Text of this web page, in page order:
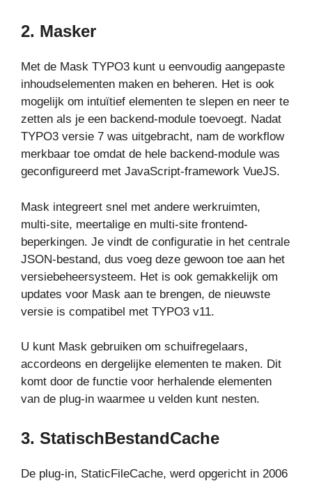
2. Masker
Met de Mask TYPO3 kunt u eenvoudig aangepaste
inhoudselementen maken en beheren. Het is ook
mogelijk om intuïtief elementen te slepen en neer te
zetten als je een backend-module toevoegt. Nadat
TYPO3 versie 7 was uitgebracht, nam de workflow
merkbaar toe omdat de hele backend-module was
geconfigureerd met JavaScript-framework VueJS.
Mask integreert snel met andere werkruimten,
multi-site, meertalige en multi-site frontend-
beperkingen. Je vindt de configuratie in het centrale
JSON-bestand, dus voeg deze gewoon toe aan het
versiebeheersysteem. Het is ook gemakkelijk om
updates voor Mask aan te brengen, de nieuwste
versie is compatibel met TYPO3 v11.
U kunt Mask gebruiken om schuifregelaars,
accordeons en dergelijke elementen te maken. Dit
komt door de functie voor herhalende elementen
van de plug-in waarmee u velden kunt nesten.
3. StatischBestandCache
De plug-in, StaticFileCache, werd opgericht in 2006